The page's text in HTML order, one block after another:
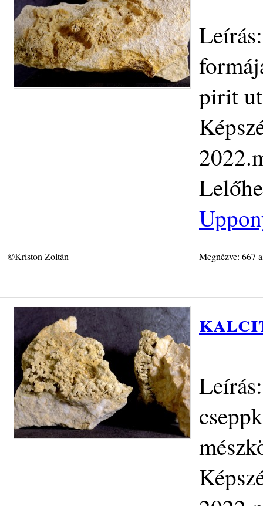
pirit
©Kriston Zoltán Megnézve: 667